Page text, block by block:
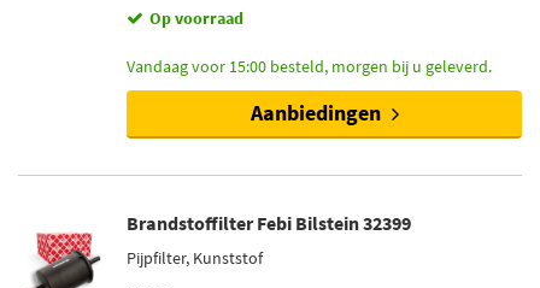
Op voorraad
Vandaag voor 15:00 besteld, morgen bij u geleverd.
Aanbiedingen
Brandstoffilter Febi Bilstein 32399
Pijpfilter, Kunststof